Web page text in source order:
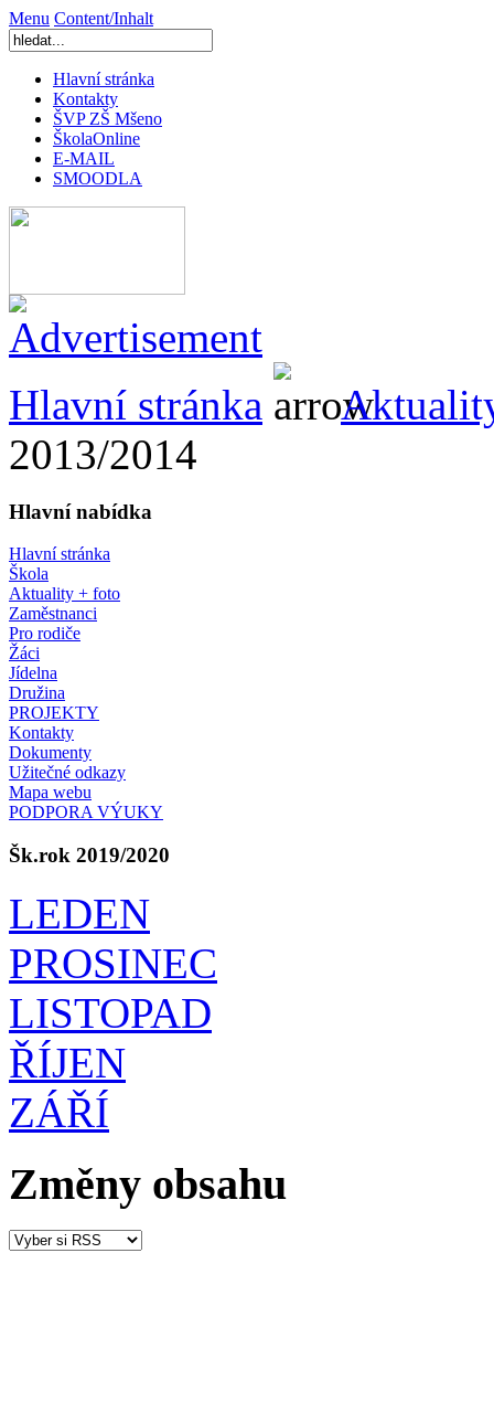
Menu Content/Inhalt
Hlavní stránka
Kontakty
ŠVP ZŠ Mšeno
ŠkolaOnline
E-MAIL
SMOODLA
Hlavní stránka
2013/2014
Hlavní nabídka
Hlavní stránka
Škola
Aktuality + foto
Zaměstnanci
Pro rodiče
Žáci
Jídelna
Družina
PROJEKTY
Kontakty
Dokumenty
Užitečné odkazy
Mapa webu
PODPORA VÝUKY
Šk.rok 2019/2020
LEDEN
PROSINEC
LISTOPAD
ŘÍJEN
ZÁŘÍ
Změny obsahu